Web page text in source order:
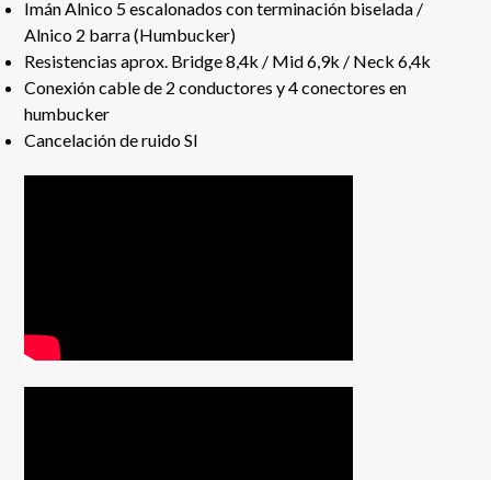
Imán Alnico 5 escalonados con terminación biselada /
Alnico 2 barra (Humbucker)
Resistencias aprox. Bridge 8,4k / Mid 6,9k / Neck 6,4k
Conexión cable de 2 conductores y 4 conectores en
humbucker
Cancelación de ruido SI